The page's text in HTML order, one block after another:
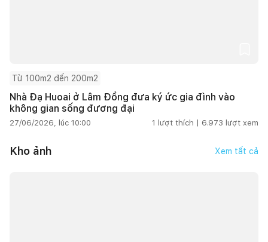
Từ 100m2 đến 200m2
Nhà Đạ Huoai ở Lâm Đồng đưa ký ức gia đình vào
không gian sống đương đại
27/06/2026, lúc 10:00 1 lượt thích | 6.973 lượt xem
Kho ảnh Xem tất cả